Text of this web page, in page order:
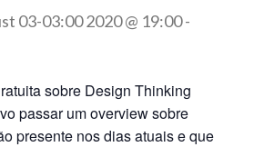
03-03:00 2020 @ 19:00-
sobre Design Thinking
passar um overview sobre
presente nos dias atuais e que